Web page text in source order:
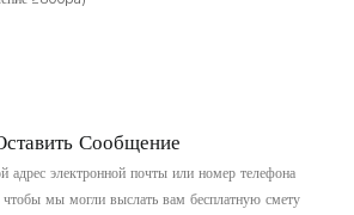
Сообщение
адрес электронной почты или номер телефона
мы могли выслать вам бесплатную смету